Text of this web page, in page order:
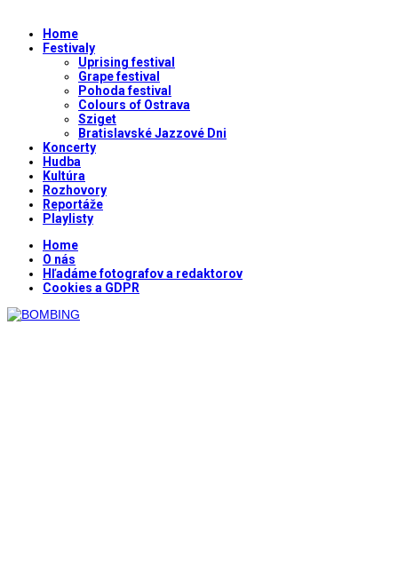
Home
Festivaly
Uprising festival
Grape festival
Pohoda festival
Colours of Ostrava
Sziget
Bratislavské Jazzové Dni
Koncerty
Hudba
Kultúra
Rozhovory
Reportáže
Playlisty
Home
O nás
Hľadáme fotografov a redaktorov
Cookies a GDPR